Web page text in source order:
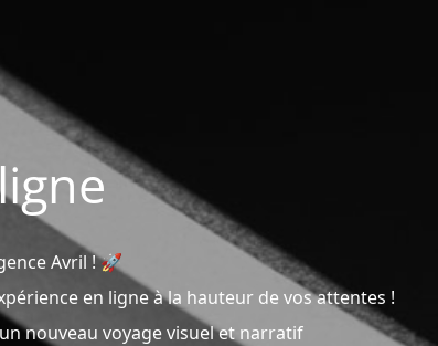
Avril ! 🚀
en ligne à la hauteur de vos attentes !
nouveau voyage visuel et narratif